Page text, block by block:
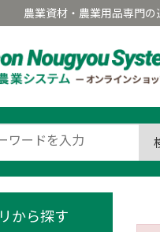
農業資材・農業用品専門
から探す